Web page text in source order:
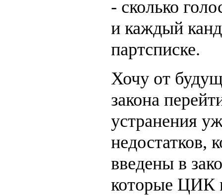
- сколько
и каждый
партсписке.
Хочу от
закона
устранения
недостатков,
введены в
которые ЦИК